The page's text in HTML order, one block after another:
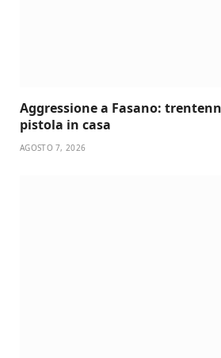
Aggressione a Fasano:
pistola in casa
AGOSTO 7, 2026